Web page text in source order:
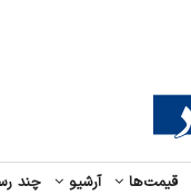
قیمت‌ها آرشیو چند